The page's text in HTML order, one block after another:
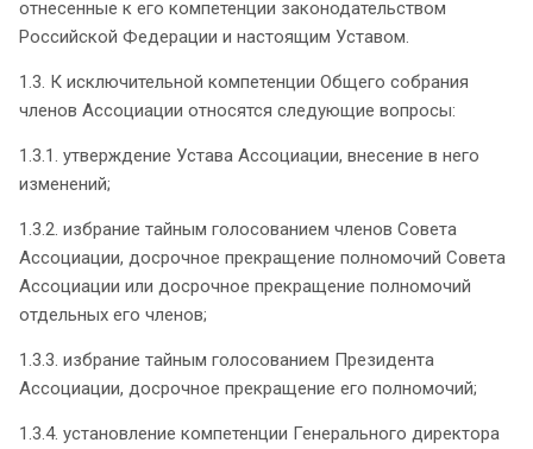
отнесенные к его компетенции законодательством
Российской Федерации и настоящим Уставом.
1.3. К исключительной компетенции Общего собрания
членов Ассоциации относятся следующие вопросы:
1.3.1. утверждение Устава Ассоциации, внесение в него
изменений;
1.3.2. избрание тайным голосованием членов Совета
Ассоциации, досрочное прекращение полномочий Совета
Ассоциации или досрочное прекращение полномочий
отдельных его членов;
1.3.3. избрание тайным голосованием Президента
Ассоциации, досрочное прекращение его полномочий;
1.3.4. установление компетенции Генерального директора